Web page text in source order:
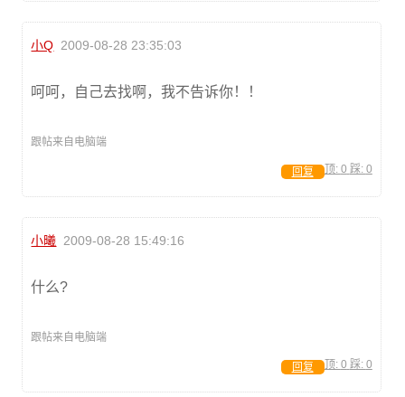
小Q 2009-08-28 23:35:03
呵呵，自己去找啊，我不告诉你！！
跟帖来自电脑端
顶: 0 踩: 0
回复
小曦 2009-08-28 15:49:16
什么?
跟帖来自电脑端
顶: 0 踩: 0
回复